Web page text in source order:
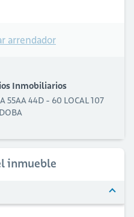
arrendador
Inmobiliarios
55AA 44D - 60 LOCAL 107
inmueble